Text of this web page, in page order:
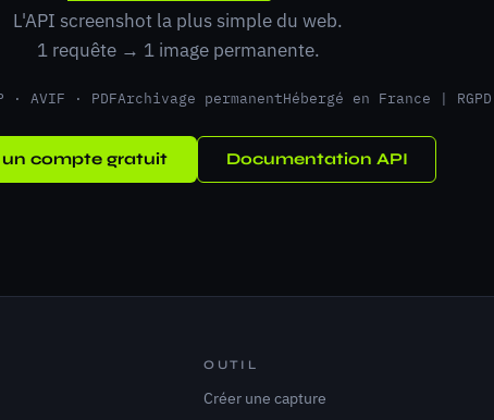
L'API screenshot la plus simple du web.
1 requête → 1 image permanente.
· AVIF · PDFArchivage permanentHébergé en France | RGPD
un compte gratuit Documentation API
OUTIL
Créer une capture